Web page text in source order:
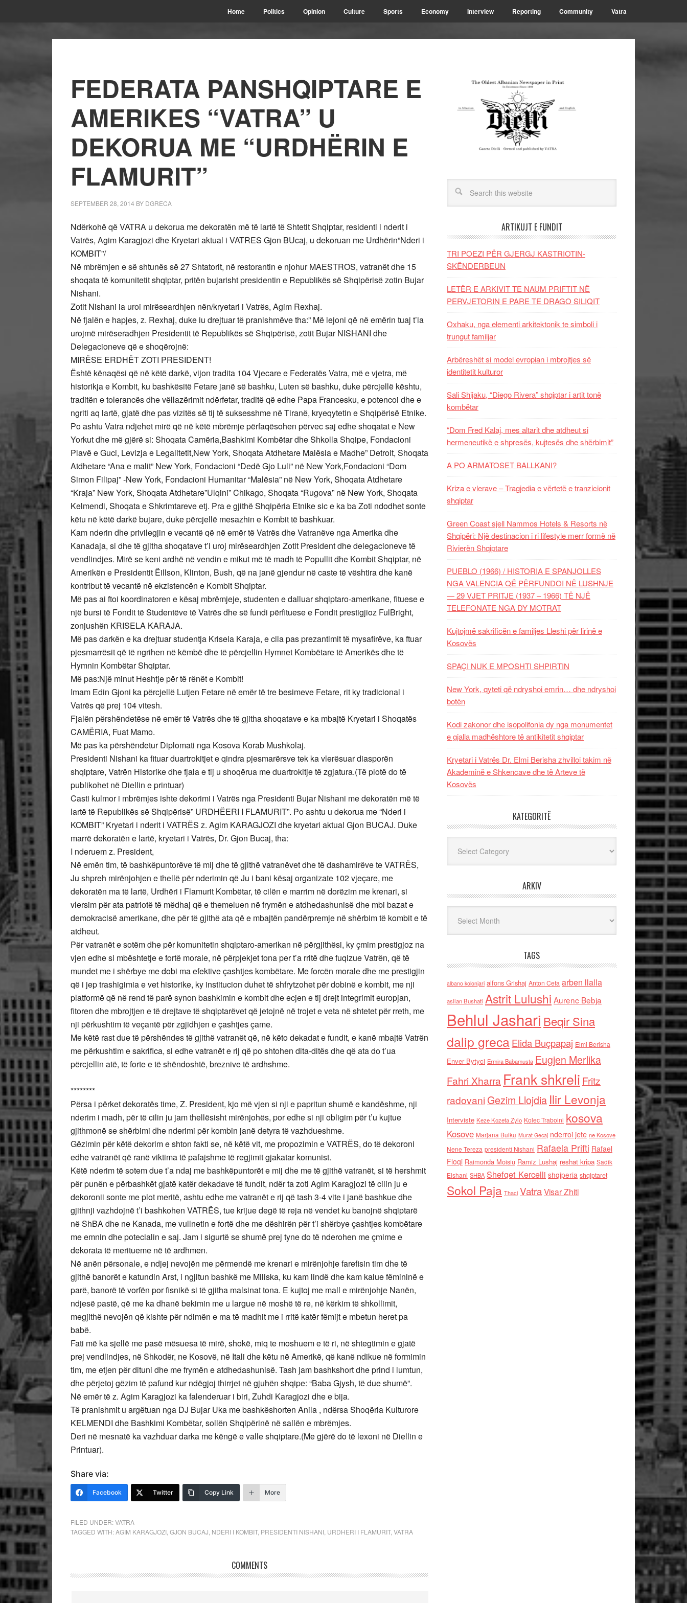
Home Politics Opinion Culture Sports Economy Interview Reporting Community Vatra
FEDERATA PANSHQIPTARE E
AMERIKES “VATRA” U
DEKORUA ME “URDHËRIN E
FLAMURIT”
SEPTEMBER 28, 2014 BY DGRECA
Ndërkohë që VATRA u dekorua me dekoratën më të lartë të Shtetit Shqiptar, residenti i nderit i
Vatrës, Agim Karagjozi dhe Kryetari aktual i VATRES Gjon BUcaj, u dekoruan me Urdhërin”Nderi i
KOMBIT”/
Në mbrëmjen e së shtunës së 27 Shtatorit, në restorantin e njohur MAESTROS, vatranët dhe 15
shoqata të komunitetit shqiptar, pritën bujarisht presidentin e Republikës së Shqipërisë zotin Bujar
Nishani.
Zotit Nishani ia uroi mirëseardhjen nën/kryetari i Vatrës, Agim Rexhaj.
Në fjalën e hapjes, z. Rexhaj, duke iu drejtuar të pranishmëve tha:” Më lejoni që në emërin tuaj t’ia
urojmë mirëseradhjen Presidentit të Republikës së Shqipërisë, zotit Bujar NISHANI dhe
Delegacioneve që e shoqërojnë:
MIRËSE ERDHËT ZOTI PRESIDENT!
Është kënaqësi që në këtë darkë, vijon tradita 104 Vjecare e Federatës Vatra, më e vjetra, më
historikja e Kombit, ku bashkësitë Fetare janë së bashku, Luten së bashku, duke përcjellë kështu,
traditën e tolerancës dhe vëllazërimit ndërfetar, traditë që edhe Papa Francesku, e potencoi dhe e
ngriti aq lartë, gjatë dhe pas vizitës së tij të suksesshme në Tiranë, kryeqytetin e Shqipërisë Etnike.
Po ashtu Vatra ndjehet mirë që në këtë mbrëmje përfaqësohen përvec saj edhe shoqatat e New
Yorkut dhe më gjërë si: Shoqata Camëria,Bashkimi Kombëtar dhe Shkolla Shqipe, Fondacioni
Plavë e Guci, Levizja e Legalitetit,New York, Shoqata Atdhetare Malësia e Madhe” Detroit, Shoqata
Atdhetare “Ana e malit” New York, Fondacioni “Dedë Gjo Luli” në New York,Fondacioni “Dom
Simon Filipaj” -New York, Fondacioni Humanitar “Malësia” në New York, Shoqata Atdhetare
“Kraja” New York, Shoqata Atdhetare”Ulqini” Chikago, Shoqata “Rugova” në New York, Shoqata
Kelmendi, Shoqata e Shkrimtareve etj. Pra e gjithë Shqipëria Etnike sic e ka ba Zoti ndodhet sonte
këtu në këtë darkë bujare, duke përcjellë mesazhin e Kombit të bashkuar.
Kam nderin dhe privilegjin e vecantë që në emër të Vatrës dhe Vatranëve nga Amerika dhe
Kanadaja, si dhe të gjitha shoqatave t’i uroj mirëseardhjen Zotit President dhe delegacioneve të
vendlindjes. Mirë se keni ardhë në vendin e mikut më të madh të Popullit dhe Kombit Shqiptar, në
Amerikën e Presidentit Ëillson, Klinton, Bush, që na janë gjendur në caste të vështira dhe kanë
kontribut të vecantë në ekzistencën e Kombit Shqiptar.
Më pas ai ftoi koordinatoren e kësaj mbrëmjeje, studenten e dalluar shqiptaro-amerikane, fituese e
një bursi të Fondit të Studentëve të Vatrës dhe së fundi përfituese e Fondit prestigjioz FulBright,
zonjushën KRISELA KARAJA.
Më pas darkën e ka drejtuar studentja Krisela Karaja, e cila pas prezantimit të mysafirëve, ka ftuar
pjesmarrësit që të ngrihen në këmbë dhe të përcjellin Hymnet Kombëtare të Amerikës dhe të
Hymnin Kombëtar Shqiptar.
Më pas:Një minut Heshtje për të rënët e Kombit!
Imam Edin Gjoni ka përcjellë Lutjen Fetare në emër të tre besimeve Fetare, rit ky tradicional i
Vatrës që prej 104 vitesh.
Fjalën përshëndetëse në emër të Vatrës dhe të gjitha shoqatave e ka mbajtë Kryetari i Shoqatës
CAMËRIA, Fuat Mamo.
Më pas ka përshëndetur Diplomati nga Kosova Korab Mushkolaj.
Presidenti Nishani ka fituar duartrokitjet e qindra pjesmarërsve tek ka vlerësuar diasporën
shqiptare, Vatrën Historike dhe fjala e tij u shoqërua me duartrokitje të zgjatura.(Të plotë do të
publikohet në Diellin e printuar)
Casti kulmor i mbrëmjes ishte dekorimi i Vatrës nga Presidenti Bujar Nishani me dekoratën më të
lartë të Republikës së Shqipërisë” URDHËERI I FLAMURIT”. Po ashtu u dekorua me “Nderi i
KOMBIT” Kryetari i nderit i VATRËS z. Agim KARAGJOZI dhe kryetari aktual Gjon BUCAJ. Duke
marrë dekoratën e lartë, kryetari i Vatrës, Dr. Gjon Bucaj, tha:
I nderuem z. President,
Në emën tim, të bashkëpuntorëve të mij dhe të gjithë vatranëvet dhe të dashamirëve te VATRËS,
Ju shpreh mirënjohjen e thellë për nderimin që Ju i bani kësaj organizate 102 vjeçare, me
dekoratën ma të lartë, Urdhëri i Flamurit Kombëtar, të cilën e marrim në dorëzim me krenari, si
vlersim për ata patriotë të mëdhaj që e themeluen në frymën e atdhedashunisë dhe mbi bazat e
demokracisë amerikane, dhe për të gjithë ata që e mbajtën pandërpremje në shërbim të kombit e të
atdheut.
Për vatranët e sotëm dhe për komunitetin shqiptaro-amerikan në përgjithësi, ky çmim prestigjoz na
vjen edhe si mbështetje e fortë morale, në përpjekjet tona per t’a rritë dhe fuqizue Vatrën, që të
mundet me i shërbye me dobi ma efektive çashtjes kombëtare. Me forcën morale dhe me prestigjin
që i jep trashigimia e vet historike, ky institucion duhet të shfrytzohet për dobinë e kombit, me nji
platformë që në rend të parë synon bashkimin e kombit dhe ecjen e tij drejt integrimit europjan,
fitoren dhe mbrojtjen e të drejtave të shqiptarëvet që jetojnë në trojet e veta në shtetet për rreth, me
nji përkushtim të veçantë për zgjidhjen e çashtjes çame.
Me këtë rast due të përshëndes të gjithë vatranët që, në këto dekadat e fundit, e kanë mbajtë Vatrën
me përkushtim e sakrifica, si edhe vatranët e rij që po shtohen dita-ditës dhe që ata do t’ua
përcjellin atë, të forte e të shëndoshtë, breznive të ardhshme.
********
Përsa i përket dekoratës time, Z. President, kjo më vjen si nji e papritun shumë e kandëshme, nji
nderim i madh, për të cilin ju jam thellësisht mirënjohës, por edhe si nji obligim për t’u kujtue
gjithmonë se shërbimi dhe nderimi për kombin janë detyra të vazhdueshme.
Gëzimin për këtë dekorim e shton fakti se, në këtë vit, me propozimin e VATRËS, do të dekoroni
edhe vatranët që ranë viktima të pafajshme të regjimit gjakatar komunist.
Këtë nderim të sotem due t’a ndaj me bashkëpuntorët e mij dhe me të gjithë vatranët, si të hershmit
për punën e përbashkët gjatë katër dekadave të fundit, ndër ta zoti Agim Karagjozi të cilin ju e
dekoronii sonte me plot meritë, ashtu edhe me vatranët e rij që tash 3-4 vite i janë bashkue dhe
gjithnji vazhdojnë t’i bashkohen VATRËS, tue krijue degë të reja në vendet ku banojnë shqiptarë
në ShBA dhe ne Kanada, me vullnetin e fortë dhe me dëshirën për t’i shërbye çashtjes kombëtare
me emnin dhe potecialin e saj. Jam i sigurtë se shumë prej tyne do të nderohen me çmime e
dekorata të meritueme në të ardhmen.
Në anën përsonale, e ndjej nevojën me përmendë me krenari e mirënjohje farefisin tim dhe të
gjithë banorët e katundin Arst, i ngjitun bashkë me Miliska, ku kam lindë dhe kam kalue fëmininë e
parë, banorë të vorfën por fisnikë si të gjitha malsinat tona. E kujtoj me mall e mirënjohje Nanën,
ndjesë pastë, që me ka dhanë bekimin me u largue në moshë të re, në kërkim të shkollimit,
megjithë nevojën që kishte për ndimën e ma të madhit me i rritë katër fëmijt e mbetun heret pa
babë.
Fati më ka sjellë me pasë mësuesa të mirë, shokë, miq te moshuem e të ri, në shtegtimin e gjatë
prej vendlindjes, në Shkodër, ne Kosovë, në Itali dhe këtu në Amerikë, që kanë ndikue në formimin
tim, me etjen për dituni dhe me frymën e atdhedashunisë. Tash jam bashkshort dhe prind i lumtun,
dhe përjetoj gëzim të pafund kur ndëgjoj thirrjet në gjuhën shqipe: “Baba Gjysh, të due shumë”.
Në emër të z. Agim Karagjozi ka falenderuar i biri, Zuhdi Karagjozi dhe e bija.
Të pranishmit u argëtuan nga DJ Bujar Uka me bashkëshorten Anila , ndërsa Shoqëria Kulturore
KELMENDI dhe Bashkimi Kombëtar, sollën Shqipërinë në sallën e mbrëmjes.
Deri në mesnatë ka vazhduar darka me këngë e valle shqiptare.(Me gjërë do të lexoni në Diellin e
Printuar).
Share via:
Facebook Twitter Copy Link More
FILED UNDER:VATRA
TAGGED WITH:AGIM KARAGJOZI GJON BUCAJ NDERI I KOMBIT, PRESIDENTI NISHANI URDHERI I FLAMURIT, VATRA
COMMENTS
ARTIKUJT E FUNDIT
TRI POEZI PËR GJERGJ KASTRIOTIN-
SKËNDERBEUN
LETËR E ARKIVIT TE NAUM PRIFTIT NË
PERVJETORIN E PARE TE DRAGO SILIQIT
Oxhaku, nga elementi arkitektonik te simboli i
trungut familjar
Arbëreshët si model evropian i mbrojtjes së
identitetit kulturor
Sali Shijaku, “Diego Rivera” shqiptar i artit tonë
kombëtar
“Dom Fred Kalaj, mes altarit dhe atdheut si
hermeneutikë e shpresës, kujtesës dhe shërbimit”
A PO ARMATOSET BALLKANI?
Kriza e vlerave – Tragjedia e vërtetë e tranzicionit
shqiptar
Green Coast sjell Nammos Hotels & Resorts në
Shqipëri: Një destinacion i ri lifestyle merr formë në
Rivierën Shqiptare
PUEBLO (1966) / HISTORIA E SPANJOLLES
NGA VALENCIA QË PËRFUNDOI NË LUSHNJE
— 29 VJET PRITJE (1937 – 1966) TË NJË
TELEFONATE NGA DY MOTRAT
Kujtojmë sakrificën e familjes Lleshi për lirinë e
Kosovës
SPAÇI NUK E MPOSHTI SHPIRTIN
New York, qyteti që ndryshoi emrin… dhe ndryshoi
botën
Kodi zakonor dhe isopolifonia dy nga monumentet
e gjalla madhështore të antikitetit shqiptar
Kryetari i Vatrës Dr. Elmi Berisha zhvilloi takim në
Akademinë e Shkencave dhe të Arteve të
Kosovës
KATEGORITË
ARKIV
TAGS
albano kolonjari alfons Grishaj Anton Cefa arben llalla
asllan Bushati Astrit Lulushi Aurenc Bebja
Behlul Jashari Beqir Sina
dalip grecaElida Buçpapaj Elmi Berisha
Enver Bytyci Ermira Babamusta Eugjen Merlika
Fahri Xharra Frank shkreli Fritz
radovaniGezim Llojdia Ilir Levonja
Interviste Keze Kozeta Zylo Kolec Traboini kosova
Kosove Marjana Bulku Murat Gecaj nderroi jete ne Kosove
Nene Tereza presidenti Nishani Rafaela Prifti Rafael
Floqi Raimonda Moisiu Ramiz Lushaj reshat kripa Sadik
Elshani SHBA Shefqet Kercelli shqiperia shqiptaret
Sokol Paja Thaci VatraVisar Zhiti